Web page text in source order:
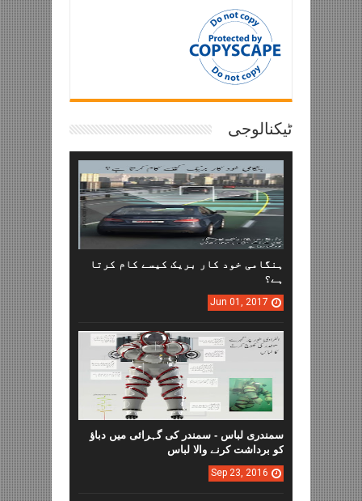
ٹیکنالوجی
ہنگامی خود کار بریک کیسے کام کرتا
ہے؟
Jun 01, 2017
سمندری لباس - سمندر کی گہرائی میں دباؤ
کو برداشت کرنے والا لباس
Sep 23, 2016